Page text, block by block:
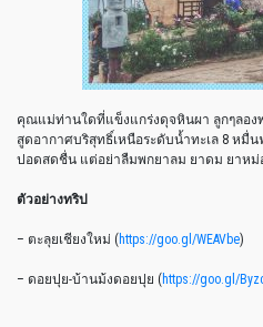
คุณแม่ท่านใดที่แข็งแกร่งดุจหินผา ลูกๆลอง
สูดอากาศบริสุทธิ์เหนือระดับน้ำทะเล 8 หมื่
ปอดสดชื่น แต่อย่าลืมพกยาลม ยาดม ยาหม่
ตัวอย่างทริป
– ตะลุยเชียงใหม่ (https://goo.gl/WEAVbe)
– ดอยปุย-บ้านม้งดอยปุย (https://goo.gl/